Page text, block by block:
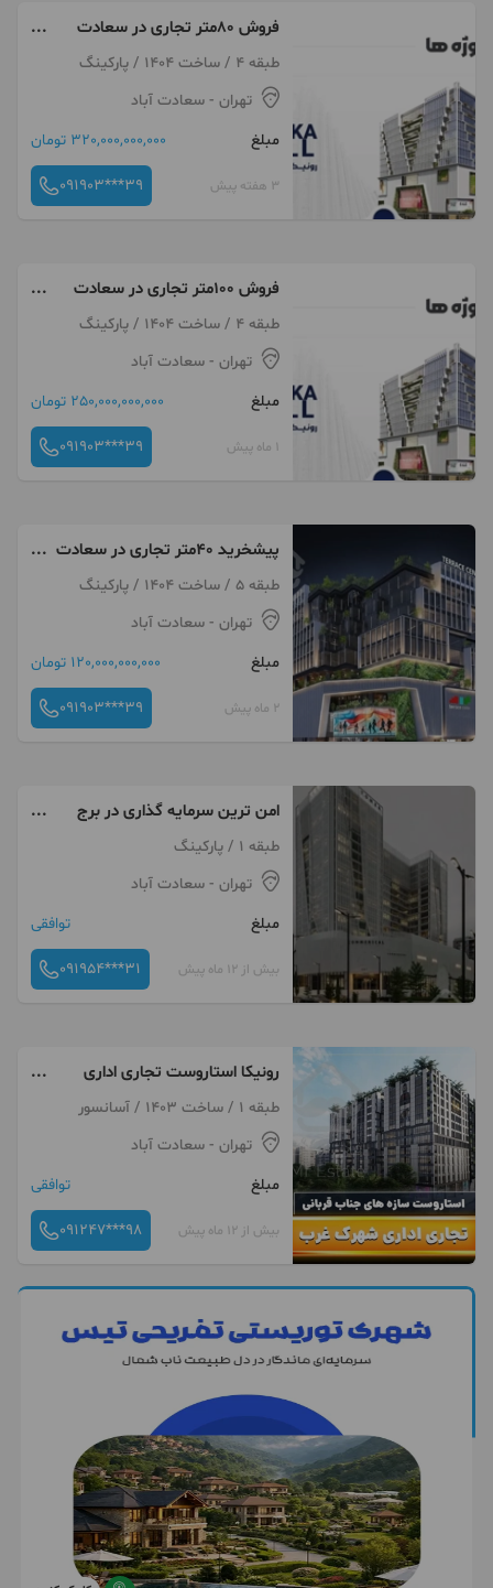
فروش ۸۰متر تجاری در سعادت
آباد تراس سنتر مستقیم از سازنده
طبقه 4 / ساخت 1404 / پارکینگ
تهران - سعادت آباد
مبلغ
320,000,000,000 تومان
3 هفته پیش 091903***39
فروش ۱۰۰متر تجاری در سعادت
اباد مجتمع تجاری اداری تفریحی
لوکس از سازنده خوشنام
طبقه 4 / ساخت 1404 / پارکینگ
تهران - سعادت آباد
مبلغ
250,000,000,000 تومان
1 ماه پیش 091903***39
پیشخرید ۴۰متر تجاری در سعادت
آباد تراس سنتر
طبقه 5 / ساخت 1404 / پارکینگ
تهران - سعادت آباد
مبلغ
120,000,000,000 تومان
2 ماه پیش 091903***39
امن ترین سرمایه گذاری در برج
طهران
طبقه 1 / پارکینگ
تهران - سعادت آباد
مبلغ
توافقی
بیش از 12 ماه پیش 091954***31
رونیکا استاروست تجاری اداری
سازه های جناب قربانی
طبقه 1 / ساخت 1403 / آسانسور
تهران - سعادت آباد
مبلغ
توافقی
بیش از 12 ماه پیش 091247***98